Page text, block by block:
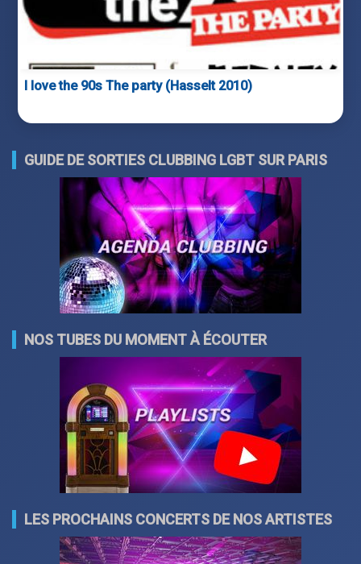
I love the 90s The party (Hasselt 2010)
GUIDE DE SORTIES CLUBBING LGBT SUR PARIS
NOS TUBES DU MOMENT À ÉCOUTER
LES PROCHAINS CONCERTS DE NOS ARTISTES